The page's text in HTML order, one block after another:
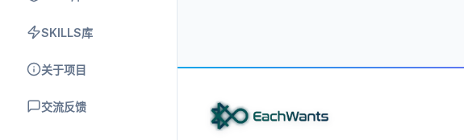
SKILLS库
关于项目
交流反馈